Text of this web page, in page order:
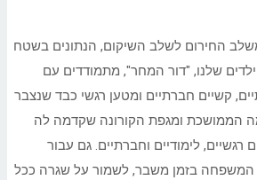
החירום לשלב השיקום, הנתונים בשטח
שלנו, "דור המחר", מתמודדים עם
קשיים חברתיים ומטען רגשי כבד שנצבר
הממושכת ומגפת הקורונה שקדמה לה
רגשיים, לימודיים וחברתיים. גם עבור
המשפחה בזמן משבר, לשמור על שגרה ככל